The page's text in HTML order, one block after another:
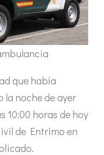
que había
noche de ayer
10:00 horas de hoy
de Entrimo en